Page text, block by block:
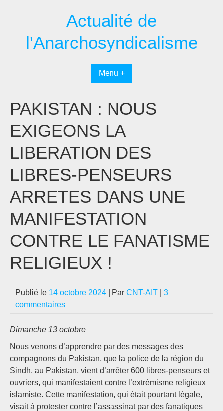
Actualité de
l'Anarchosyndicalisme
Menu +
PAKISTAN : NOUS
EXIGEONS LA
LIBERATION DES
LIBRES-PENSEURS
ARRETES DANS UNE
MANIFESTATION
CONTRE LE FANATISME
RELIGIEUX !
Publié le 14 octobre 2024 | Par CNT-AIT
3
commentaires
Dimanche 13 octobre
Nous venons d’apprendre par des messages des
compagnons du Pakistan, que la police de la région du
Sindh, au Pakistan, vient d’arrêter 600 libres-penseurs et
ouvriers, qui manifestaient contre l’extrémisme religieux
islamiste. Cette manifestation, qui était pourtant légale,
visait à protester contre l’assassinat par des fanatiques